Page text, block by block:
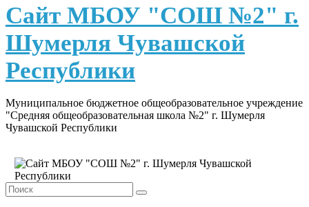
content
Сайт МБОУ "СОШ №2" г.
Шумерля Чувашской
Республики
Муниципальное бюджетное общеобразовательное учреждение
"Средняя общеобразовательная школа №2" г. Шумерля
Чувашской Республики